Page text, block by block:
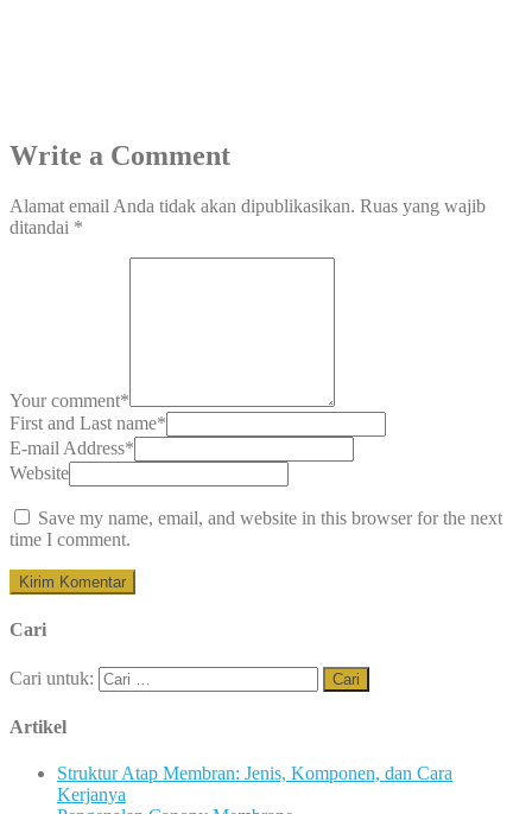
Write a Comment
Alamat email Anda tidak akan dipublikasikan. Ruas yang wajib
ditandai *
Your comment*
First and Last name*
E-mail Address*
Website
Save my name, email, and website in this browser for the next
time I comment.
Cari
Cari untuk:
Artikel
Struktur Atap Membran: Jenis, Komponen, dan Cara
Kerjanya